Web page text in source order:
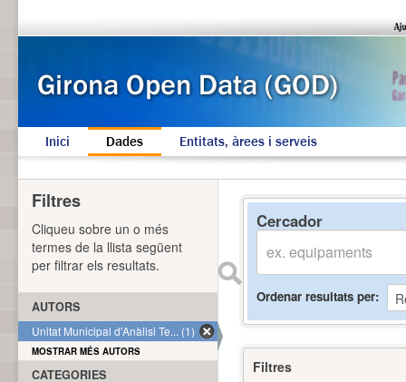
Inici Dades Entitats, àrees i serveis
Cercador
Ordenar resultats per
Filtres
Filtres
Cliqueu sobre un o més
termes de la llista següent
per filtrar els resultats.
AUTORS
Unitat Municipal d'Anàlisi Te... (1)
MOSTRAR MÉS AUTORS
CATEGORIES